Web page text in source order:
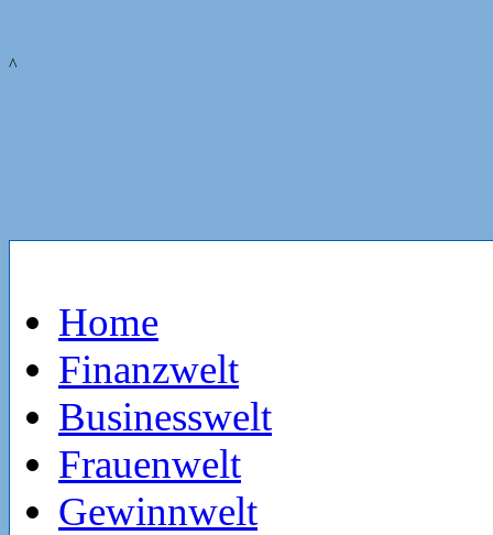
^
Home
Finanzwelt
Businesswelt
Frauenwelt
Gewinnwelt